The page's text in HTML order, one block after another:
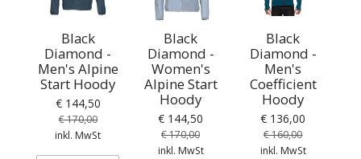
Black
Diamond -
Men's Alpine
Start Hoody
€ 144,50
€ 170,00
inkl. MwSt
Black
Diamond -
Women's
Alpine Start
Hoody
€ 144,50
€ 170,00
inkl. MwSt
Black
Diamond -
Men's
Coefficient
Hoody
€ 136,00
€ 160,00
inkl. MwSt